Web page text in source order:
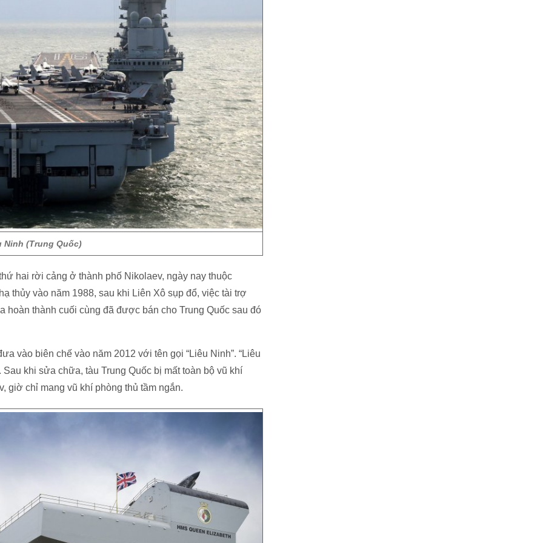
Ninh (Trung Quốc)
hai rời cảng ở thành phố Nikolaev, ngày nay thuộc
thủy vào năm 1988, sau khi Liên Xô sụp đổ, việc tài trợ
hoàn thành cuối cùng đã được bán cho Trung Quốc sau đó
vào biên chế vào năm 2012 với tên gọi “Liêu Ninh”. “Liêu
khi sửa chữa, tàu Trung Quốc bị mất toàn bộ vũ khí
giờ chỉ mang vũ khí phòng thủ tầm ngắn.